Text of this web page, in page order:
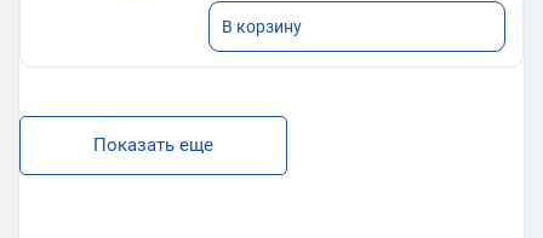
В корзину
Показать еще